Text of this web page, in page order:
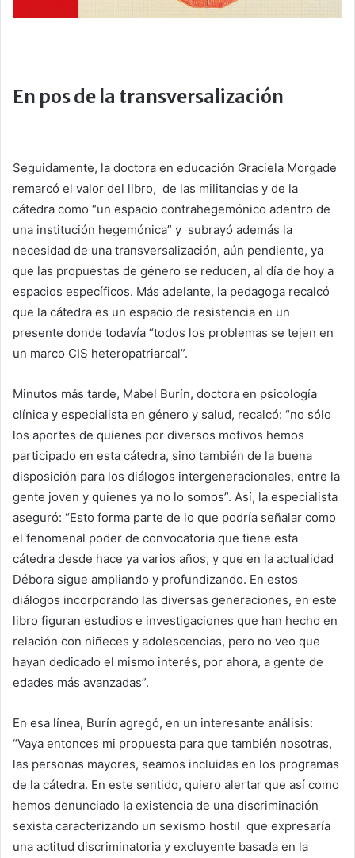
En pos de la transversalización
Seguidamente, la doctora en educación Graciela Morgade
remarcó el valor del libro, de las militancias y de la
cátedra como “un espacio contrahegemónico adentro de
una institución hegemónica” y subrayó además la
necesidad de una transversalización, aún pendiente, ya
que las propuestas de género se reducen, al día de hoy a
espacios específicos. Más adelante, la pedagoga recalcó
que la cátedra es un espacio de resistencia en un
presente donde todavía “todos los problemas se tejen en
un marco CIS heteropatriarcal”.
Minutos más tarde, Mabel Burín, doctora en psicología
clínica y especialista en género y salud, recalcó: “no sólo
los aportes de quienes por diversos motivos hemos
participado en esta cátedra, sino también de la buena
disposición para los diálogos intergeneracionales, entre la
gente joven y quienes ya no lo somos”. Así, la especialista
aseguró: “Esto forma parte de lo que podría señalar como
el fenomenal poder de convocatoria que tiene esta
cátedra desde hace ya varios años, y que en la actualidad
Débora sigue ampliando y profundizando. En estos
diálogos incorporando las diversas generaciones, en este
libro figuran estudios e investigaciones que han hecho en
relación con niñeces y adolescencias, pero no veo que
hayan dedicado el mismo interés, por ahora, a gente de
edades más avanzadas”.
En esa línea, Burín agregó, en un interesante análisis:
“Vaya entonces mi propuesta para que también nosotras,
las personas mayores, seamos incluidas en los programas
de la cátedra. En este sentido, quiero alertar que así como
hemos denunciado la existencia de una discriminación
sexista caracterizando un sexismo hostil que expresaría
una actitud discriminatoria y excluyente basada en la